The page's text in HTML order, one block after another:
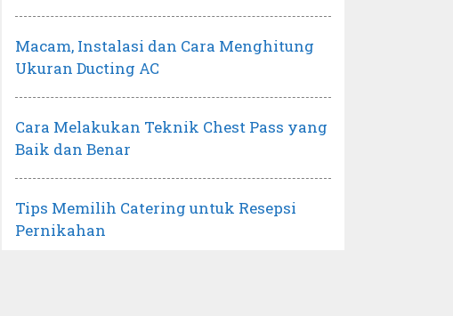
Macam, Instalasi dan Cara Menghitung
Ukuran Ducting AC
Cara Melakukan Teknik Chest Pass yang
Baik dan Benar
Tips Memilih Catering untuk Resepsi
Pernikahan